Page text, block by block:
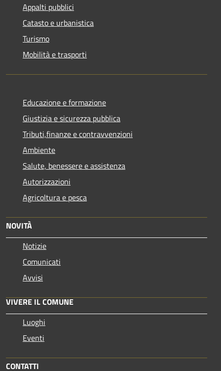
Appalti pubblici
Catasto e urbanistica
Turismo
Mobilità e trasporti
Educazione e formazione
Giustizia e sicurezza pubblica
Tributi,finanze e contravvenzioni
Ambiente
Salute, benessere e assistenza
Autorizzazioni
Agricoltura e pesca
NOVITÀ
Notizie
Comunicati
Avvisi
VIVERE IL COMUNE
Luoghi
Eventi
CONTATTI